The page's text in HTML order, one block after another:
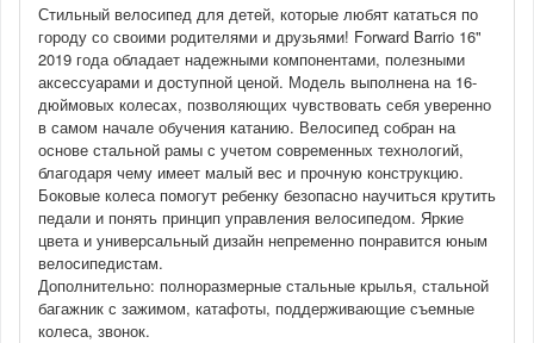
Стильный велосипед для детей, которые любят кататься по
городу со своими родителями и друзьями! Forward Barrio 16"
2019 года обладает надежными компонентами, полезными
аксессуарами и доступной ценой. Модель выполнена на 16-
дюймовых колесах, позволяющих чувствовать себя уверенно
в самом начале обучения катанию. Велосипед собран на
основе стальной рамы с учетом современных технологий,
благодаря чему имеет малый вес и прочную конструкцию.
Боковые колеса помогут ребенку безопасно научиться крутить
педали и понять принцип управления велосипедом. Яркие
цвета и универсальный дизайн непременно понравится юным
велосипедистам.
Дополнительно: полноразмерные стальные крылья, стальной
багажник с зажимом, катафоты, поддерживающие съемные
колеса, звонок.